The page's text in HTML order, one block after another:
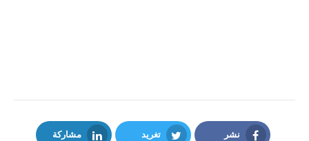
نشر تغريد مشاركة